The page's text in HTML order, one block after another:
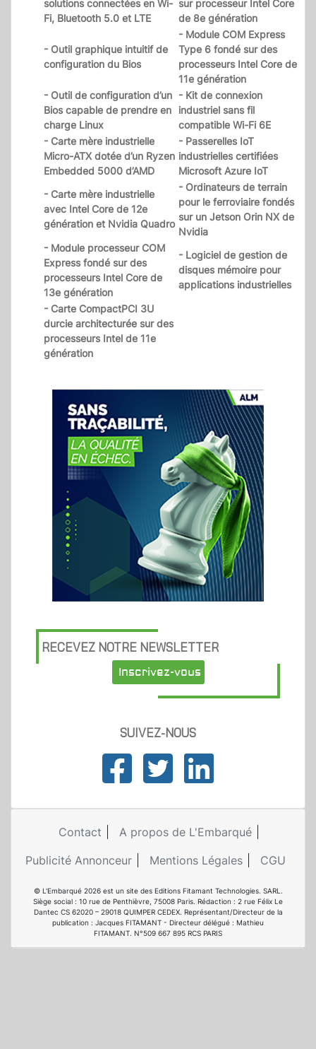
solutions connectées en Wi-
Fi, Bluetooth 5.0 et LTE
sur processeur Intel Core
de 8e génération
- Outil graphique intuitif de
configuration du Bios
- Module COM Express
Type 6 fondé sur des
processeurs Intel Core de
11e génération
- Outil de configuration d’un
Bios capable de prendre en
charge Linux
- Kit de connexion
industriel sans fil
compatible Wi-Fi 6E
- Carte mère industrielle
Micro-ATX dotée d’un Ryzen
Embedded 5000 d’AMD
- Passerelles IoT
industrielles certifiées
Microsoft Azure IoT
- Carte mère industrielle
avec Intel Core de 12e
génération et Nvidia Quadro
- Ordinateurs de terrain
pour le ferroviaire fondés
sur un Jetson Orin NX de
Nvidia
- Module processeur COM
Express fondé sur des
processeurs Intel Core de
13e génération
- Logiciel de gestion de
disques mémoire pour
applications industrielles
- Carte CompactPCI 3U
durcie architecturée sur des
processeurs Intel de 11e
génération
RECEVEZ NOTRE NEWSLETTER
Inscrivez-vous
SUIVEZ-NOUS
Contact
A propos de L'Embarqué
Publicité Annonceur
Mentions Légales CGU
© L'Embarqué 2026 est un site des Editions Fitamant Technologies. SARL.
Siège social : 10 rue de Penthièvre, 75008 Paris. Rédaction : 2 rue Félix Le
Dantec CS 62020 – 29018 QUIMPER CEDEX. Représentant/Directeur de la
publication : Jacques FITAMANT - Directeur délégué : Mathieu
FITAMANT. N°509 667 895 RCS PARIS